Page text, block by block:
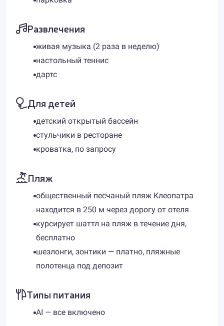
Развлечения
живая музыка (2 раза в неделю)
настольный теннис
дартс
Для детей
детский открытый бассейн
стульчики в ресторане
кроватка, по запросу
Пляж
общественный песчаный пляж Клеопатра
находится в 250 м через дорогу от отеля
курсирует шаттл на пляж в течение дня,
бесплатно
шезлонги, зонтики — платно, пляжные
полотенца под депозит
Типы питания
AI — все включено